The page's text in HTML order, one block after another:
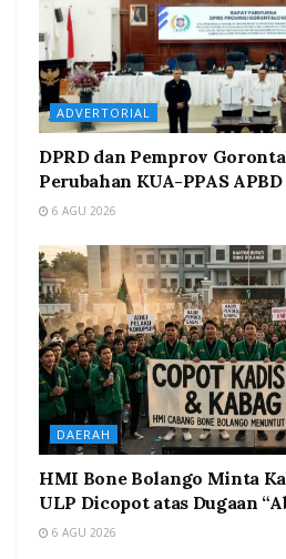
ADVERTORIAL
DPRD dan Pemprov
Perubahan KUA-PPAS APBD
6 AGU 2026
DAERAH
HMI Bone Bolango Minta
ULP Dicopot atas Dugaan
6 AGU 2026